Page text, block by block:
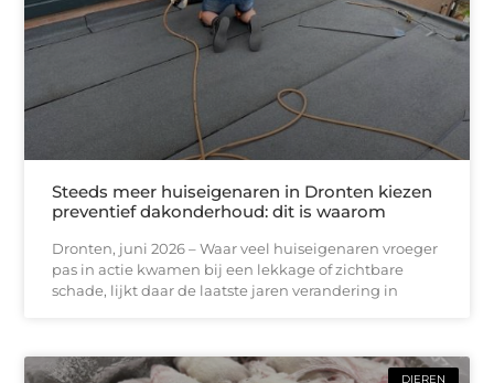
Steeds meer huiseigenaren in Dronten kiezen
preventief dakonderhoud: dit is waarom
Dronten, juni 2026 – Waar veel huiseigenaren vroeger
pas in actie kwamen bij een lekkage of zichtbare
schade, lijkt daar de laatste jaren verandering in
DIEREN